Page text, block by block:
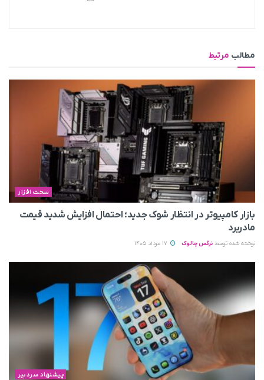
مطالب مرتبط
سخت افزار
بازار کامپیوتر در انتظار شوک جدید؛ احتمال افزایش شدید قیمت
مادربرد
نوشته شده توسط نرگس چالوک
پیشنهاد سردبیر